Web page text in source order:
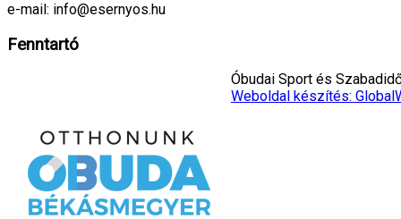
e-mail: info@esernyos.hu
Fenntartó
Óbudai Sport és
Weboldal készítés: